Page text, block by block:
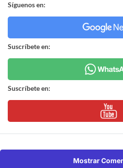
Síguenos en:
Suscríbete en:
Suscríbete en:
Mostrar